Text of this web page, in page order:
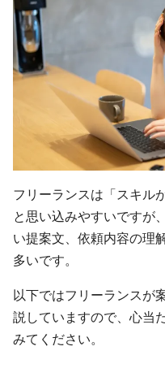
フリーランスは「スキル
と思い込みやすいですが
い提案文、依頼内容の理
多いです。
以下ではフリーランスが
説していますので、心当
みてください。